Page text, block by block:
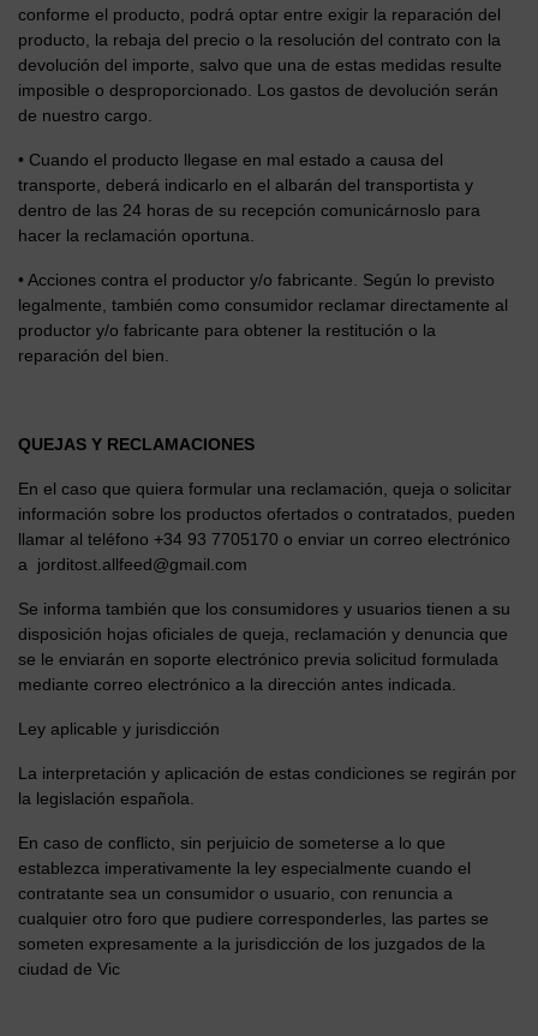
conforme el producto, podrá optar entre exigir la reparación del
producto, la rebaja del precio o la resolución del contrato con la
devolución del importe, salvo que una de estas medidas resulte
imposible o desproporcionado. Los gastos de devolución serán
de nuestro cargo.
• Cuando el producto llegase en mal estado a causa del
transporte, deberá indicarlo en el albarán del transportista y
dentro de las 24 horas de su recepción comunicárnoslo para
hacer la reclamación oportuna.
• Acciones contra el productor y/o fabricante. Según lo previsto
legalmente, también como consumidor reclamar directamente al
productor y/o fabricante para obtener la restitución o la
reparación del bien.
QUEJAS Y RECLAMACIONES
En el caso que quiera formular una reclamación, queja o solicitar
información sobre los productos ofertados o contratados, pueden
llamar al teléfono +34 93 7705170 o enviar un correo electrónico
a
jorditost.allfeed@gmail.com
Se informa también que los consumidores y usuarios tienen a su
disposición hojas oficiales de queja, reclamación y denuncia que
se le enviarán en soporte electrónico previa solicitud formulada
mediante correo electrónico a la dirección antes indicada.
Ley aplicable y jurisdicción
La interpretación y aplicación de estas condiciones se regirán por
la legislación española.
En caso de conflicto, sin perjuicio de someterse a lo que
establezca imperativamente la ley especialmente cuando el
contratante sea un consumidor o usuario, con renuncia a
cualquier otro foro que pudiere corresponderles, las partes se
someten expresamente a la jurisdicción de los juzgados de la
ciudad de Vic